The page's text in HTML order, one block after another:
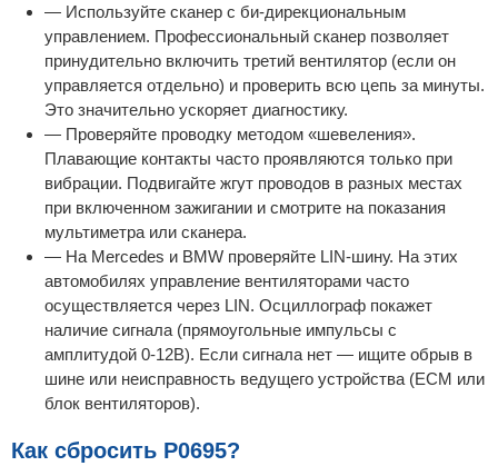
— Используйте сканер с би-дирекциональным
управлением. Профессиональный сканер позволяет
принудительно включить третий вентилятор (если он
управляется отдельно) и проверить всю цепь за минуты.
Это значительно ускоряет диагностику.
— Проверяйте проводку методом «шевеления».
Плавающие контакты часто проявляются только при
вибрации. Подвигайте жгут проводов в разных местах
при включенном зажигании и смотрите на показания
мультиметра или сканера.
— На Mercedes и BMW проверяйте LIN-шину. На этих
автомобилях управление вентиляторами часто
осуществляется через LIN. Осциллограф покажет
наличие сигнала (прямоугольные импульсы с
амплитудой 0-12В). Если сигнала нет — ищите обрыв в
шине или неисправность ведущего устройства (ECM или
блок вентиляторов).
Как сбросить P0695?